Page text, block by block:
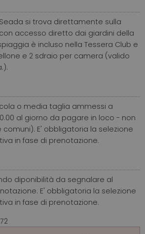
si trova direttamente sulla
accesso diretto dai giardini della
è incluso nella Tessera Club e
e 2 sdraio per camera (valido
o media taglia ammessi a
al giorno da pagare in loco - non
E' obbligatoria la selezione
in fase di prenotazione.
diponibilità da segnalare al
E' obbligatoria la selezione
in fase di prenotazione.